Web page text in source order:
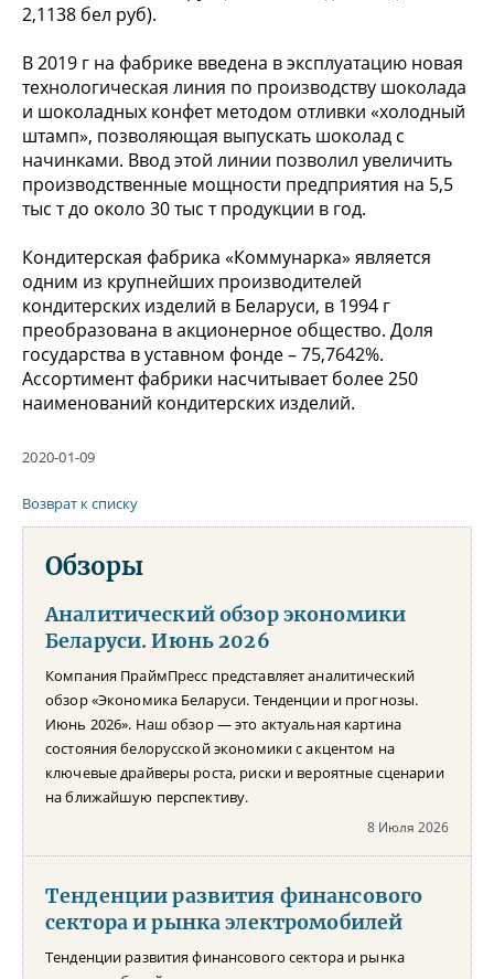
2,1138 бел руб).
В 2019 г на фабрике введена в эксплуатацию новая
технологическая линия по производству шоколада
и шоколадных конфет методом отливки «холодный
штамп», позволяющая выпускать шоколад с
начинками. Ввод этой линии позволил увеличить
производственные мощности предприятия на 5,5
тыс т до около 30 тыс т продукции в год.
Кондитерская фабрика «Коммунарка» является
одним из крупнейших производителей
кондитерских изделий в Беларуси, в 1994 г
преобразована в акционерное общество. Доля
государства в уставном фонде – 75,7642%.
Ассортимент фабрики насчитывает более 250
наименований кондитерских изделий.
2020-01-09
Возврат к списку
Обзоры
Аналитический обзор экономики
Беларуси. Июнь 2026
Компания ПраймПресс представляет аналитический
обзор «Экономика Беларуси. Тенденции и прогнозы.
Июнь 2026». Наш обзор — это актуальная картина
состояния белорусской экономики с акцентом на
ключевые драйверы роста, риски и вероятные сценарии
на ближайшую перспективу.
8 Июля 2026
Тенденции развития финансового
сектора и рынка электромобилей
Тенденции развития финансового сектора и рынка